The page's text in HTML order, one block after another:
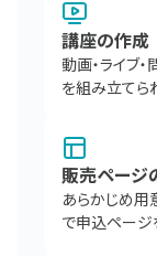
講座の作成
動画・ライブ
を組み立てら
販売ページ
あらかじめ用
で申込ページ